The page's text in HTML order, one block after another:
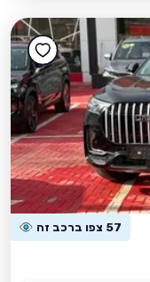
57 צפו ברכב זה